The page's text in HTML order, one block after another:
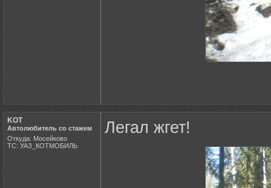
KOT
Автолюбитель со стажем
Откуда: Мосейково
ТС: УАЗ_КОТМОБИЛЬ
Легал жгет!